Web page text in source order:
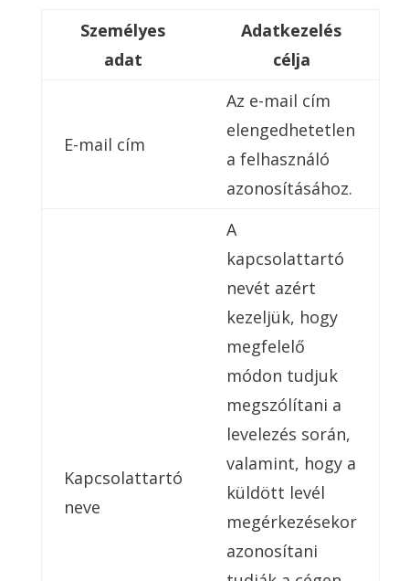
Személyes
adat
Adatkezelés
célja
E-mail cím
Az e-mail cím
elengedhetetlen
a felhasználó
azonosításához.
Kapcsolattartó
neve
A
kapcsolattartó
nevét azért
kezeljük, hogy
megfelelő
módon tudjuk
megszólítani a
levelezés során,
valamint, hogy a
küldött levél
megérkezésekor
azonosítani